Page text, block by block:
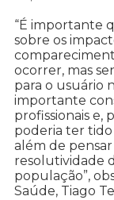
“É importante
sobre os
ocorrer, mas
para o usuário
importante
profissionais
poderia ter
além de
resolutividade
população”,
Saúde, Tiago